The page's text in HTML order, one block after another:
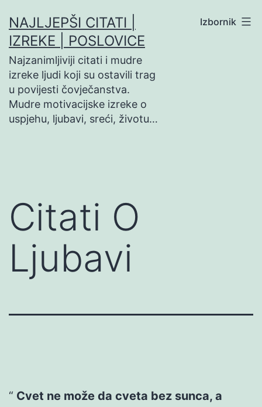
na
sadržaj
NAJLJEPŠI CITATI |
IZREKE | POSLOVICE
Najzanimljiviji citati i mudre
izreke ljudi koji su ostavili trag
u povijesti čovječanstva.
Mudre motivacijske izreke o
uspjehu, ljubavi, sreći, životu…
Izbornik
Citati O
Ljubavi
Cvet ne može da cveta bez sunca, a